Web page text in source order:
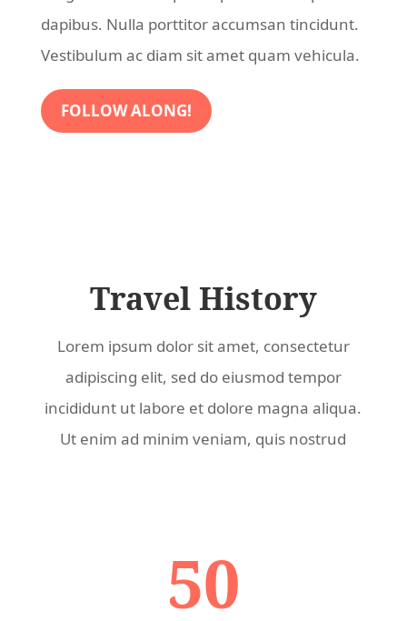
dapibus. Nulla porttitor accumsan tincidunt.
Vestibulum ac diam sit amet quam vehicula.
FOLLOW ALONG!
Travel History
Lorem ipsum dolor sit amet, consectetur
adipiscing elit, sed do eiusmod tempor
incididunt ut labore et dolore magna aliqua.
Ut enim ad minim veniam, quis nostrud
50